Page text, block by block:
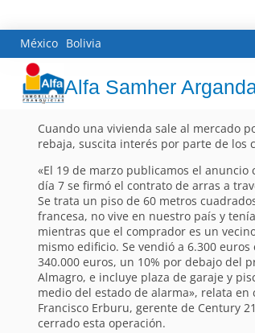
México Bolivia
Alfa Samher
Cuando una vivienda sale al mercado
rebaja, suscita interés por parte de los
«El 19 de marzo publicamos el anuncio
día 7 se firmó el contrato de arras a
Se trata un piso de 60 metros
francesa, no vive en nuestro país y
mientras que el comprador es un
mismo edificio. Se vendió a 6.300
340.000 euros, un 10% por debajo del
Almagro, e incluye plaza de garaje y
medio del estado de alarma», relata en
Francisco Erburu, gerente de Century
cerrado esta operación.